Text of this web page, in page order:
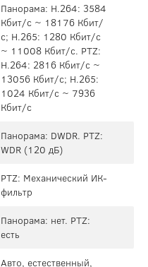
Панорама: H.264: 3584
Кбит/с ~ 18176 Кбит/
с; H.265: 1280 Кбит/с
~ 11008 Кбит/с. PTZ:
H.264: 2816 Кбит/с ~
13056 Кбит/с; H.265:
1024 Кбит/с ~ 7936
Кбит/с
Панорама: DWDR. PTZ:
WDR (120 дБ)
PTZ: Механический ИК-
фильтр
Панорама: нет. PTZ:
есть
Авто, естественный,